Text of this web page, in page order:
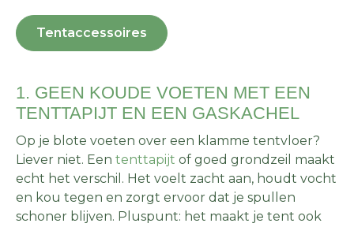
Tentaccessoires
1. GEEN KOUDE VOETEN MET EEN
TENTTAPIJT EN EEN GASKACHEL
Op je blote voeten over een klamme tentvloer?
Liever niet. Een tenttapijt of goed grondzeil maakt
echt het verschil. Het voelt zacht aan, houdt vocht
en kou tegen en zorgt ervoor dat je spullen
schoner blijven. Pluspunt: het maakt je tent ook